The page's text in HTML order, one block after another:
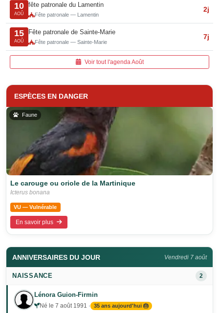
10
AOÛ
fête patronale du Lamentin
Fête patronale — Lamentin
2j
15
AOÛ
Fête patronale de Sainte-Marie
Fête patronale — Sainte-Marie
7j
Voir tout l'agenda Août
ESPÈCES EN DANGER
Faune
Le carouge ou oriole de la Martinique
Icterus bonana
VU — Vulnérable
En savoir plus
ANNIVERSAIRES DU JOUR Vendredi 7 août
NAISSANCE 2
Lénora Guion-Firmin
Né le 7 août 1991 · 35 ans aujourd'hui 🎂